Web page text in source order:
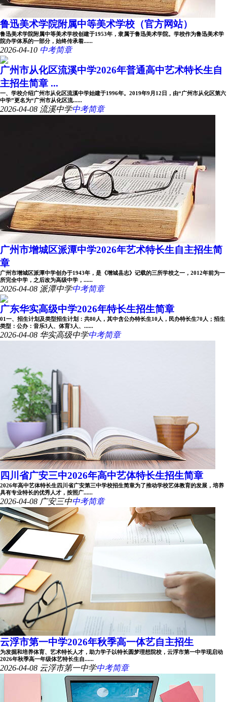
鲁迅美术学院附属中等美术学校（官方网站）
鲁迅美术学院附属中等美术学校创建于1953年，隶属于鲁迅美术学院。学校作为鲁迅美术学
院办学体系的一部分，始终传承着......
2026-04-10 中考简章
广州市从化区流溪中学2026年普通高中艺术特长生自
主招生简章 ...
一、学校介绍广州市从化区流溪中学始建于1996年。2019年9月12日，由“广州市从化区第六
中学”更名为“广州市从化区流......
2026-04-08 流溪中学中考简章
广州市增城区派潭中学2026年艺术特长生自主招生简
章
广州市增城区派潭中学创办于1943年，是《增城县志》记载的三所学校之一，2012年前为一
所完全中学，之后改为高级中学，......
2026-04-08 派潭中学中考简章
广东华实高级中学2026年特长生招生简章
01一、招生计划及类型招生计划：共80人，其中含公办特长生10人，民办特长生70人；招生
类型：公办：音乐3人、体育3人、......
2026-04-08 华实高级中学中考简章
四川省广安三中2026年高中艺体特长生招生简章
2026年高中艺体特长生四川省广安第三中学校招生简章为了推动学校艺体教育的发展，培养
具有专业特长的优秀人才，按照广......
2026-04-08 广安三中中考简章
云浮市第一中学2026年秋季高一体艺自主招生
为发掘和培养体育、艺术特长人才，助力学子以特长圆梦理想院校，云浮市第一中学现启动
2026年秋季高一年级体艺特长生自......
2026-04-08 云浮市第一中学中考简章